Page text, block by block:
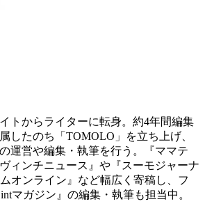
トからライターに転身。約4年間編集
したのち「TOMOLO」を立ち上げ、
運営や編集・執筆を行う。『ママテ
ィンチニュース』や『スーモジャーナ
オンライン』など幅広く寄稿し、フ
マガジン』の編集・執筆も担当中。